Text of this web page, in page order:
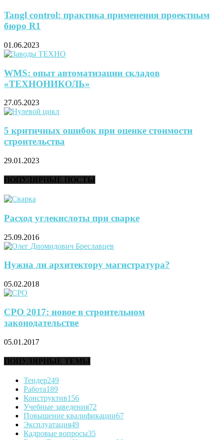
Tangl control: практика применения проектным
бюро R1
01.06.2023
WMS: опыт автоматизации складов
«ТЕХНОНИКОЛЬ»
27.05.2023
5 критичных ошибок при оценке стоимости
строительства
29.01.2023
ПОПУЛЯРНЫЕ ПОСТЫ
Расход углекислоты при сварке
25.09.2016
Нужна ли архитектору магистратура?
05.02.2018
СРО 2017: новое в строительном
законодательстве
05.01.2017
ПОПУЛЯРНЫЕ ТЕМЫ
Тендер249
Работа189
Конструктив156
Учебные заведения72
Повышение квалификации67
Эксплуатация49
Кадровые вопросы35